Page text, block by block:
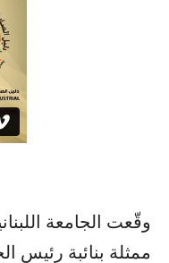
ممثلة بنائبة رئيس